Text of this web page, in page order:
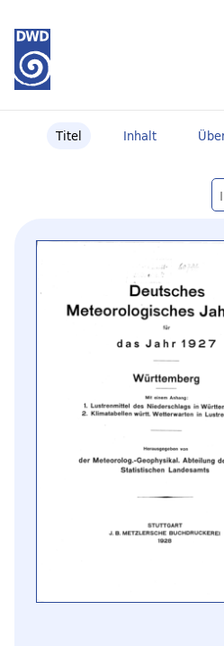
Titel Inhalt